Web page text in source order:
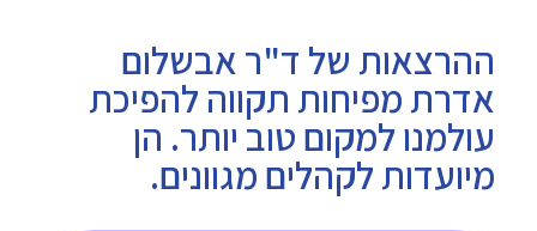
ההרצאות של ד"ר אבשלום
אדרת מפיחות תקווה להפיכת
עולמנו למקום טוב יותר. הן
מיועדות לקהלים מגוונים.